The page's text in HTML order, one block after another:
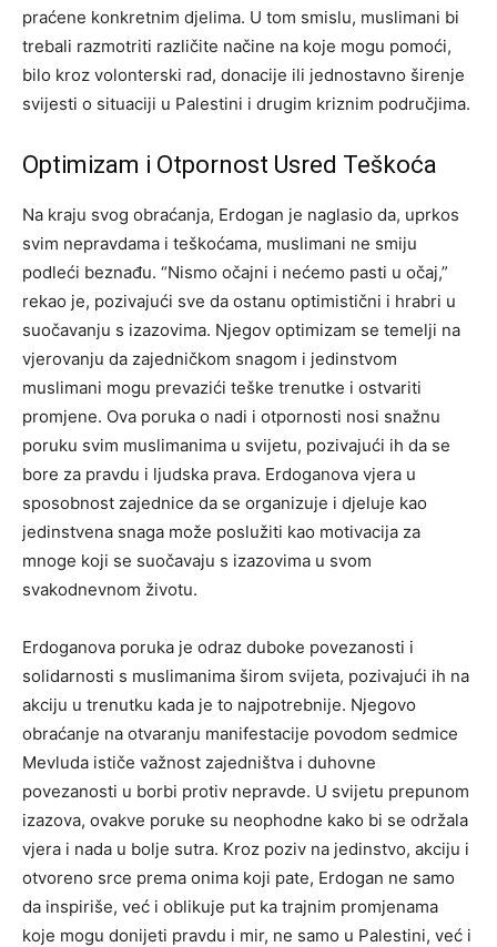
praćene konkretnim djelima. U tom smislu, muslimani bi
trebali razmotriti različite načine na koje mogu pomoći,
bilo kroz volonterski rad, donacije ili jednostavno širenje
svijesti o situaciji u Palestini i drugim kriznim područjima.
Optimizam i Otpornost Usred Teškoća
Na kraju svog obraćanja, Erdogan je naglasio da, uprkos
svim nepravdama i teškoćama, muslimani ne smiju
podleći beznađu. “Nismo očajni i nećemo pasti u očaj,”
rekao je, pozivajući sve da ostanu optimistični i hrabri u
suočavanju s izazovima. Njegov optimizam se temelji na
vjerovanju da zajedničkom snagom i jedinstvom
muslimani mogu prevazići teške trenutke i ostvariti
promjene. Ova poruka o nadi i otpornosti nosi snažnu
poruku svim muslimanima u svijetu, pozivajući ih da se
bore za pravdu i ljudska prava. Erdoganova vjera u
sposobnost zajednice da se organizuje i djeluje kao
jedinstvena snaga može poslužiti kao motivacija za
mnoge koji se suočavaju s izazovima u svom
svakodnevnom životu.
Erdoganova poruka je odraz duboke povezanosti i
solidarnosti s muslimanima širom svijeta, pozivajući ih na
akciju u trenutku kada je to najpotrebnije. Njegovo
obraćanje na otvaranju manifestacije povodom sedmice
Mevluda ističe važnost zajedništva i duhovne
povezanosti u borbi protiv nepravde. U svijetu prepunom
izazova, ovakve poruke su neophodne kako bi se održala
vjera i nada u bolje sutra. Kroz poziv na jedinstvo, akciju i
otvoreno srce prema onima koji pate, Erdogan ne samo
da inspiriše, već i oblikuje put ka trajnim promjenama
koje mogu donijeti pravdu i mir, ne samo u Palestini, već i